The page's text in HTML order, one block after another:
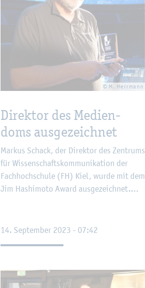
© M. Herr­mann
Di­rek­tor des Me­di­en­
doms aus­ge­zeich­net
Mar­kus Schack, der Di­rek­tor des Zen­trums
für Wis­sen­schafts­kom­mu­ni­ka­ti­on der
Fach­hoch­schu­le (FH) Kiel, wurde mit dem
Jim Hashi­mo­to Award aus­ge­zeich­net.…
14. Sep­tem­ber 2023 - 07:42